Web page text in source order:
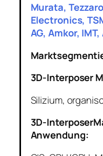
Murata,
Electronics,
AG, Amkor,
3D-Interposer
Silizium,
3D-
Anwendung: